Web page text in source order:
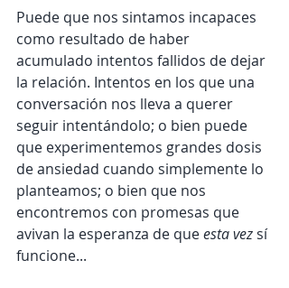
Puede que nos sintamos incapaces
como resultado de haber
acumulado intentos fallidos de dejar
la relación. Intentos en los que una
conversación nos lleva a querer
seguir intentándolo; o bien puede
que experimentemos grandes dosis
de ansiedad cuando simplemente lo
planteamos; o bien que nos
encontremos con promesas que
avivan la esperanza de que esta vez sí
funcione...